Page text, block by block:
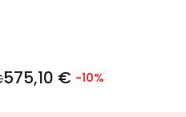
575,10 € -10%